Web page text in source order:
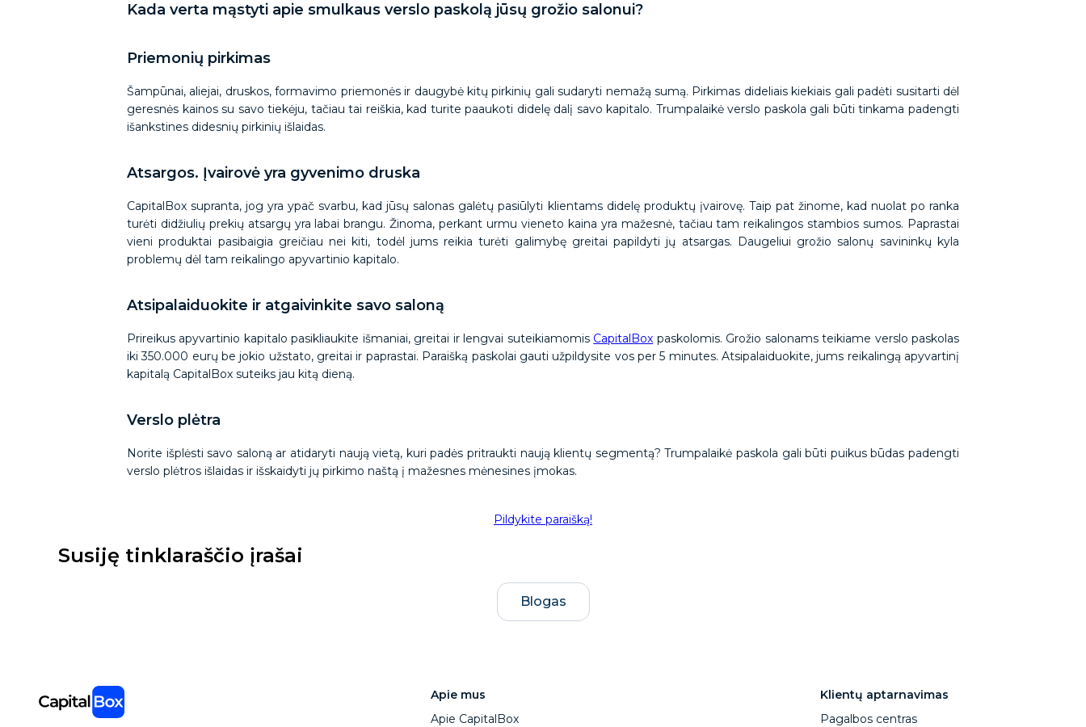
Kada verta mąstyti apie smulkaus verslo paskolą jūsų grožio salonui?
Priemonių pirkimas
Šampūnai, aliejai, druskos, formavimo priemonės ir daugybė kitų pirkinių gali sudaryti nemažą sumą. Pirkimas dideliais kiekiais gali padėti susitarti dėl
geresnės kainos su savo tiekėju, tačiau tai reiškia, kad turite paaukoti didelę dalį savo kapitalo. Trumpalaikė verslo paskola gali būti tinkama padengti
išankstines didesnių pirkinių išlaidas.
Atsargos. Įvairovė yra gyvenimo druska
CapitalBox supranta, jog yra ypač svarbu, kad jūsų salonas galėtų pasiūlyti klientams didelę produktų įvairovę. Taip pat žinome, kad nuolat po ranka
turėti didžiulių prekių atsargų yra labai brangu. Žinoma, perkant urmu vieneto kaina yra mažesnė, tačiau tam reikalingos stambios sumos. Paprastai
vieni produktai pasibaigia greičiau nei kiti, todėl jums reikia turėti galimybę greitai papildyti jų atsargas. Daugeliui grožio salonų savininkų kyla
problemų dėl tam reikalingo apyvartinio kapitalo.
Atsipalaiduokite ir atgaivinkite savo saloną
Prireikus apyvartinio kapitalo pasikliaukite išmaniai, greitai ir lengvai suteikiamomis CapitalBox paskolomis. Grožio salonams teikiame verslo paskolas
iki 350.000 eurų be jokio užstato, greitai ir paprastai. Paraišką paskolai gauti užpildysite vos per 5 minutes. Atsipalaiduokite, jums reikalingą apyvartinį
kapitalą CapitalBox suteiks jau kitą dieną.
Verslo plėtra
Norite išplėsti savo saloną ar atidaryti naują vietą, kuri padės pritraukti naują klientų segmentą? Trumpalaikė paskola gali būti puikus būdas padengti
verslo plėtros išlaidas ir išskaidyti jų pirkimo naštą į mažesnes mėnesines įmokas.
Pildykite paraišką!
Susiję tinklaraščio įrašai
Blogas
Apie mus
Apie CapitalBox
Klientų aptarnavimas
Pagalbos centras